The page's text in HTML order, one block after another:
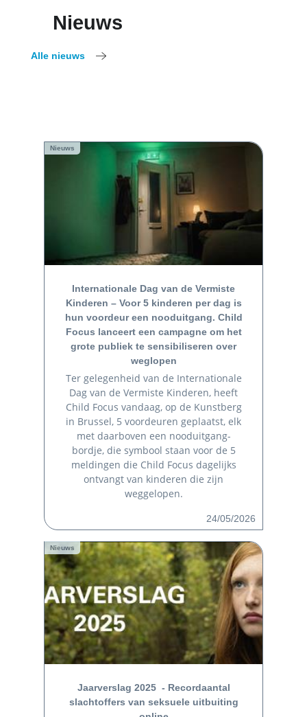
Nieuws
Alle nieuws
Nieuws
Internationale Dag van de Vermiste
Kinderen – Voor 5 kinderen per dag is
hun voordeur een nooduitgang. Child
Focus lanceert een campagne om het
grote publiek te sensibiliseren over
weglopen
Ter gelegenheid van de Internationale
Dag van de Vermiste Kinderen, heeft
Child Focus vandaag, op de Kunstberg
in Brussel, 5 voordeuren geplaatst, elk
met daarboven een nooduitgang-
bordje, die symbool staan voor de 5
meldingen die Child Focus dagelijks
ontvangt van kinderen die zijn
weggelopen.
24/05/2026
Nieuws
Jaarverslag 2025 - Recordaantal
slachtoffers van seksuele uitbuiting